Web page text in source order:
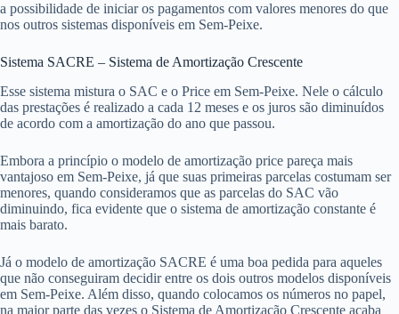
a possibilidade de iniciar os pagamentos com valores menores do que
nos outros sistemas disponíveis em Sem-Peixe.
Sistema SACRE – Sistema de Amortização Crescente
Esse sistema mistura o SAC e o Price em Sem-Peixe. Nele o cálculo
das prestações é realizado a cada 12 meses e os juros são diminuídos
de acordo com a amortização do ano que passou.
Embora a princípio o modelo de amortização price pareça mais
vantajoso em Sem-Peixe, já que suas primeiras parcelas costumam ser
menores, quando consideramos que as parcelas do SAC vão
diminuindo, fica evidente que o sistema de amortização constante é
mais barato.
Já o modelo de amortização SACRE é uma boa pedida para aqueles
que não conseguiram decidir entre os dois outros modelos disponíveis
em Sem-Peixe. Além disso, quando colocamos os números no papel,
na maior parte das vezes o Sistema de Amortização Crescente acaba